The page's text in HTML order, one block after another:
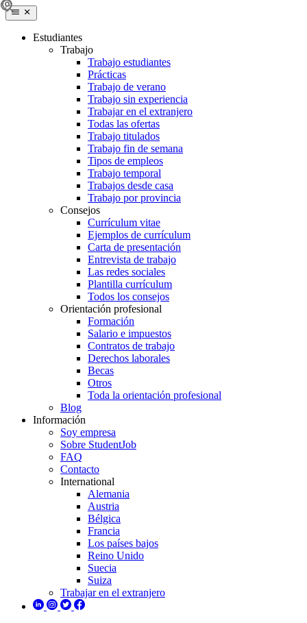
Estudiantes
Trabajo
Trabajo estudiantes
Prácticas
Trabajo de verano
Trabajo sin experiencia
Trabajar en el extranjero
Todas las ofertas
Trabajo titulados
Trabajo fin de semana
Tipos de empleos
Trabajo temporal
Trabajos desde casa
Trabajo por provincia
Consejos
Currículum vitae
Ejemplos de currículum
Carta de presentación
Entrevista de trabajo
Las redes sociales
Plantilla currículum
Todos los consejos
Orientación profesional
Formación
Salario e impuestos
Contratos de trabajo
Derechos laborales
Becas
Otros
Toda la orientación profesional
Blog
Información
Soy empresa
Sobre StudentJob
FAQ
Contacto
International
Alemania
Austria
Bélgica
Francia
Los países bajos
Reino Unido
Suecia
Suiza
Trabajar en el extranjero